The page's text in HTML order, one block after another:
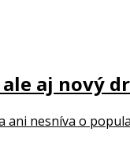
aj nový
nesníva o